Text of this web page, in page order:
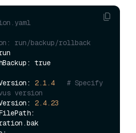
run/backup/rollback
2.1.4
# Specify
version
2.4.23